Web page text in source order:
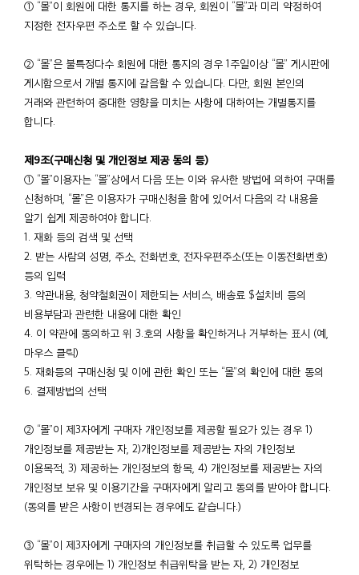
① “몰”이 회원에 대한 통지를 하는 경우, 회원이 “몰”과 미리 약정하여
지정한 전자우편 주소로 할 수 있습니다.
② “몰”은 불특정다수 회원에 대한 통지의 경우 1주일이상 “몰” 게시판에
게시함으로서 개별 통지에 갈음할 수 있습니다. 다만, 회원 본인의
거래와 관련하여 중대한 영향을 미치는 사항에 대하여는 개별통지를
합니다.
제9조(구매신청 및 개인정보 제공 동의 등)
① “몰”이용자는 “몰”상에서 다음 또는 이와 유사한 방법에 의하여 구매를
신청하며, “몰”은 이용자가 구매신청을 함에 있어서 다음의 각 내용을
알기 쉽게 제공하여야 합니다.
1. 재화 등의 검색 및 선택
2. 받는 사람의 성명, 주소, 전화번호, 전자우편주소(또는 이동전화번호)
등의 입력
3. 약관내용, 청약철회권이 제한되는 서비스, 배송료 $설치비 등의
비용부담과 관련한 내용에 대한 확인
4. 이 약관에 동의하고 위 3.호의 사항을 확인하거나 거부하는 표시 (예,
마우스 클릭)
5. 재화등의 구매신청 및 이에 관한 확인 또는 “몰”의 확인에 대한 동의
6. 결제방법의 선택
② “몰”이 제3자에게 구매자 개인정보를 제공할 필요가 있는 경우 1)
개인정보를 제공받는 자, 2)개인정보를 제공받는 자의 개인정보
이용목적, 3) 제공하는 개인정보의 항목, 4) 개인정보를 제공받는 자의
개인정보 보유 및 이용기간을 구매자에게 알리고 동의를 받아야 합니다.
(동의를 받은 사항이 변경되는 경우에도 같습니다.)
③ “몰”이 제3자에게 구매자의 개인정보를 취급할 수 있도록 업무를
위탁하는 경우에는 1) 개인정보 취급위탁을 받는 자, 2) 개인정보